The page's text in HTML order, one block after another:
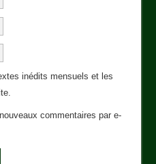
inédits mensuels et les
commentaires par e-